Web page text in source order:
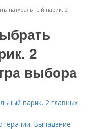
натуральный парик. 2
2
выбора
парик. 2 главных
Выпадение